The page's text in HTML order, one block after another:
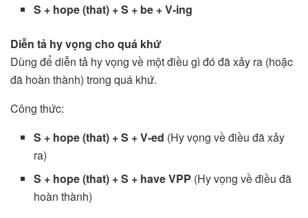
S + hope (that) + S + be + V-ing
Diễn tả hy vọng cho quá khứ
Dùng để diễn tả hy vọng về một điều gì đó đã xảy ra (hoặc
đã hoàn thành) trong quá khứ.
Công thức:
S + hope (that) + S + V-ed (Hy vọng về điều đã xảy
ra)
S + hope (that) + S + have VPP (Hy vọng về điều đã
hoàn thành)